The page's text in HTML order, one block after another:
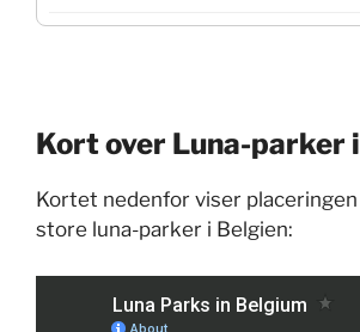
Kort over Luna-parker
Kortet nedenfor viser placeringen
store luna-parker i Belgien: